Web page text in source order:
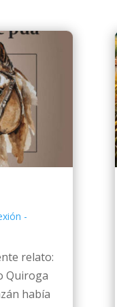
-
relato:
Quiroga
había